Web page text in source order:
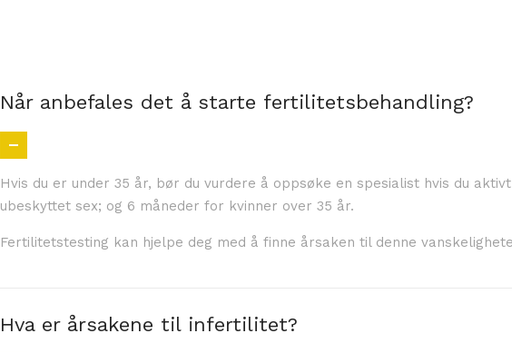
Når anbefales det å starte fertilitetsbehandling?
Hvis du er under 35 år, bør du vurdere å oppsøke en spesialist hvis du
ubeskyttet sex; og 6 måneder for kvinner over 35 år.
Fertilitetstesting kan hjelpe deg med å finne årsaken til denne
Hva er årsakene til infertilitet?